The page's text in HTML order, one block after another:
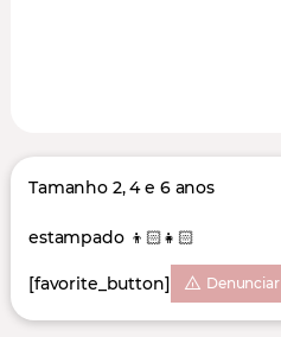
Tamanho 2, 4 e 6 anos
estampado 👦🏻👧🏻
[favorite_button]